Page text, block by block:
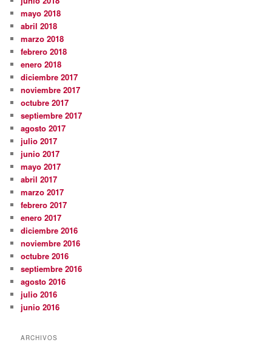
mayo 2018
abril 2018
marzo 2018
febrero 2018
enero 2018
diciembre 2017
noviembre 2017
octubre 2017
septiembre 2017
agosto 2017
julio 2017
junio 2017
mayo 2017
abril 2017
marzo 2017
febrero 2017
enero 2017
diciembre 2016
noviembre 2016
octubre 2016
septiembre 2016
agosto 2016
julio 2016
junio 2016
ARCHIVOS